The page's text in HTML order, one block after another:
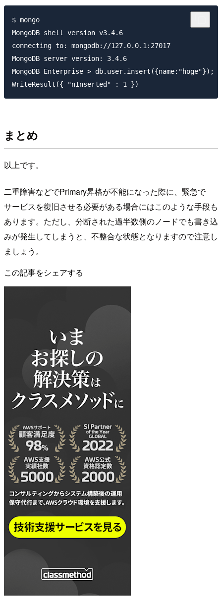
$ mongo
MongoDB shell version v3.4.6
connecting to: mongodb://127.0.0.1:27017
MongoDB server version: 3.4.6
MongoDB Enterprise > db.user.insert({name:"hoge"});
まとめ
以上です。
二重障害などでPrimary昇格が不能になった際に、緊急で
サービスを復旧させる必要がある場合にはこのような手段も
あります。ただし、分断された過半数側のノードでも書き込
みが発生してしまうと、不整合な状態となりますので注意し
ましょう。
この記事をシェアする